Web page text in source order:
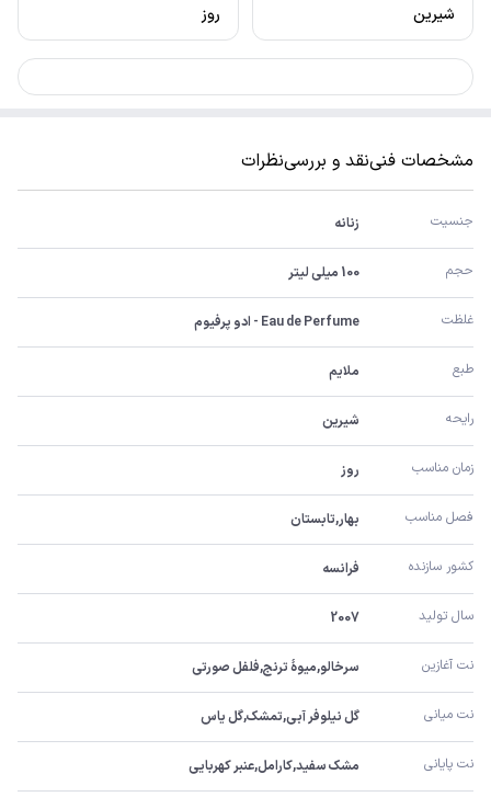
شیرین
روز
مشخصات فنینقد و بررسینظرات
جنسیت زنانه
حجم 100 میلی لیتر
غلظت Eau de Perfume - ادو پرفیوم
طبع ملایم
رایحه شیرین
زمان مناسب روز
فصل مناسب بهار,تابستان
کشور سازنده فرانسه
سال تولید 2007
نت آغازین سرخالو,میوۀ ترنج,فلفل صورتی
نت میانی گل نیلوفر آبی,تمشک,گل یاس
نت پایانی مشک سفید,کارامل,عنبر کهربایی